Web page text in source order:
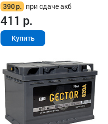
390р. при сдаче акб
411 р.
Купить